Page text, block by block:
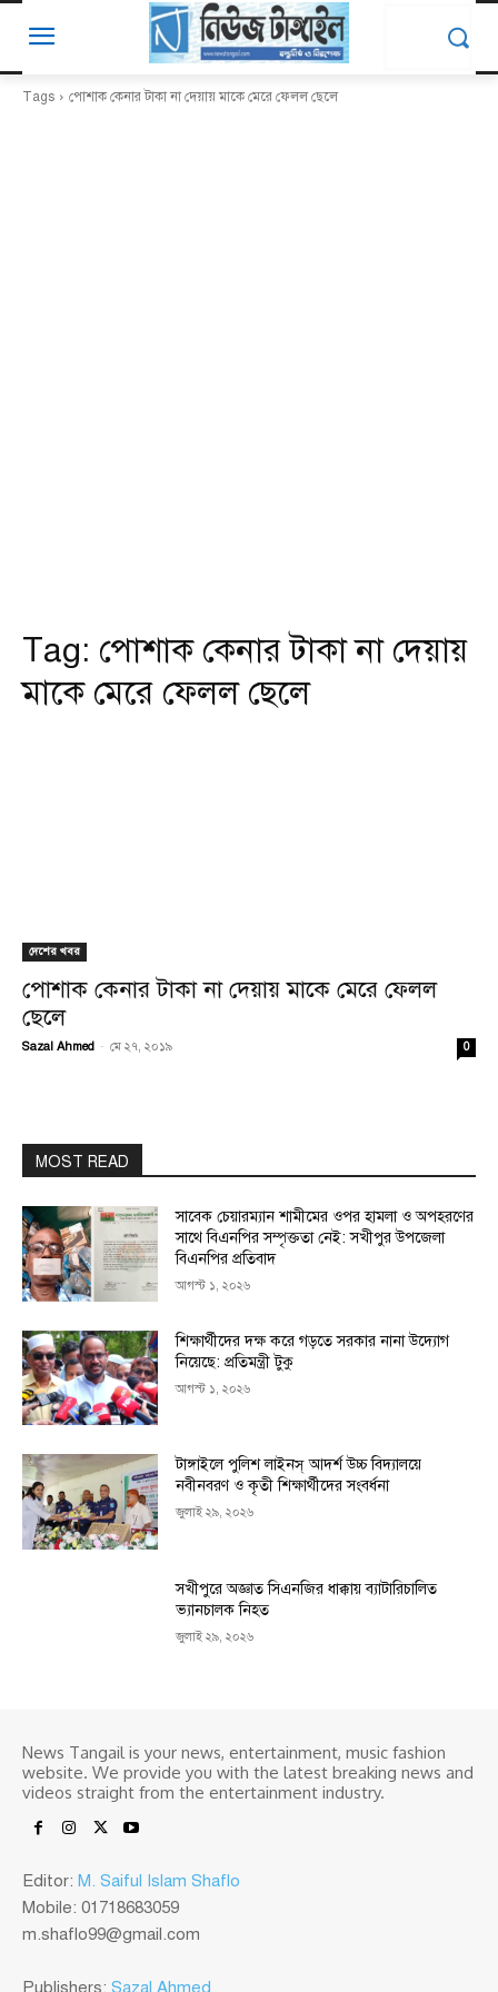
Tags পোশাক কেনার টাকা না দেয়ায় মাকে মেরে ফেলল ছেলে
Tag: পোশাক কেনার টাকা না দেয়ায়
মাকে মেরে ফেলল ছেলে
দেশের খবর
পোশাক কেনার টাকা না দেয়ায় মাকে মেরে ফেলল
ছেলে
Sazal Ahmed - মে ২৭, ২০১৯ 0
MOST READ
সাবেক চেয়ারম্যান শামীমের ওপর হামলা ও অপহরণের
সাথে বিএনপির সম্পৃক্ততা নেই: সখীপুর উপজেলা
বিএনপির প্রতিবাদ
আগস্ট ১, ২০২৬
শিক্ষার্থীদের দক্ষ করে গড়তে সরকার নানা উদ্যোগ
নিয়েছে: প্রতিমন্ত্রী টুকু
আগস্ট ১, ২০২৬
টাঙ্গাইলে পুলিশ লাইনস্ আদর্শ উচ্চ বিদ্যালয়ে
নবীনবরণ ও কৃতী শিক্ষার্থীদের সংবর্ধনা
জুলাই ২৯, ২০২৬
সখীপুরে অজ্ঞাত সিএনজির ধাক্কায় ব্যাটারিচালিত
ভ্যানচালক নিহত
জুলাই ২৯, ২০২৬
News Tangail is your news, entertainment, music fashion
website. We provide you with the latest breaking news and
videos straight from the entertainment industry.
Editor: M. Saiful Islam Shaflo
Mobile: 01718683059
m.shaflo99@gmail.com
Publishers: Sazal Ahmed